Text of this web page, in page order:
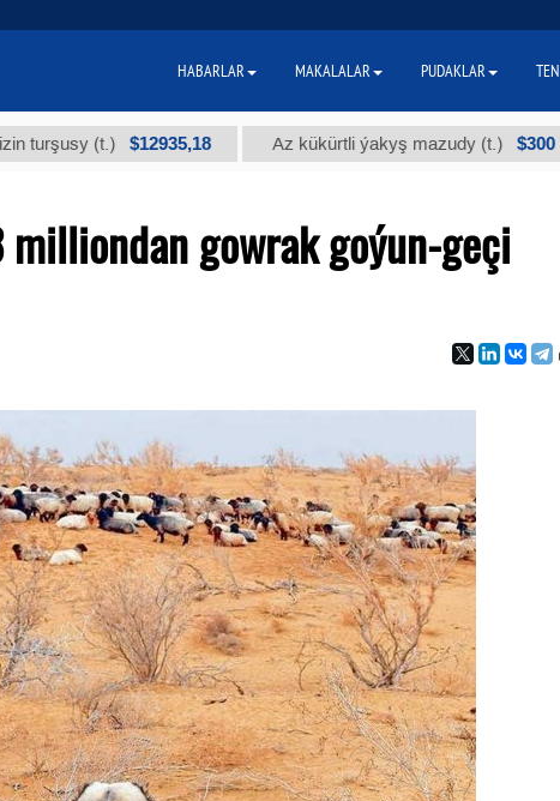
(t.) $12935,18 Az kükürtli ýakyş mazudy (t.) $300
gowrak goýun-geçi
HABARLAR MAKALALAR PUDAKLAR